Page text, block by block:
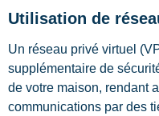
Utilisation de
Un réseau privé virtuel
supplémentaire de
de votre maison, rendant
communications par des